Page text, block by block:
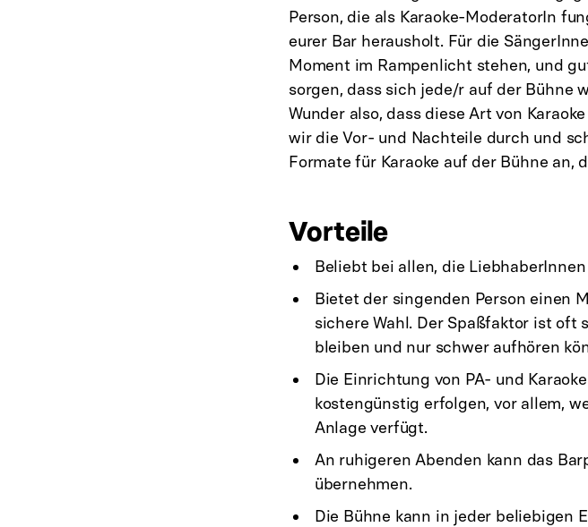
Person, die als Karaoke-ModeratorIn
eurer Bar herausholt. Für die
Moment im Rampenlicht stehen, und
sorgen, dass sich jede/r auf der Bühne
Wunder also, dass diese Art von
wir die Vor- und Nachteile durch und
Formate für Karaoke auf der Bühne
Vorteile
Beliebt bei allen, die
Bietet der singenden Person einen
sichere Wahl. Der Spaßfaktor ist oft
bleiben und nur schwer aufhören
Die Einrichtung von PA- und
kostengünstig erfolgen, vor allem,
Anlage verfügt.
An ruhigeren Abenden kann das
übernehmen.
Die Bühne kann in jeder beliebigen